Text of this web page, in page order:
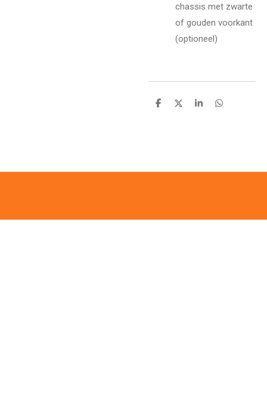
chassis met zwarte
of gouden voorkant
(optioneel)
D
D
S
D